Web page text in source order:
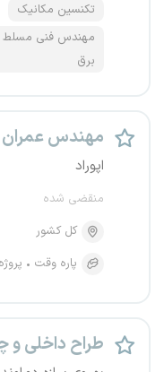
تکنسین مکانیک
مهندس فنی مسلط
برق
مهندس عمران
اپوراد
منقضی شده
کل کشور
پاره وقت
طراح داخلی